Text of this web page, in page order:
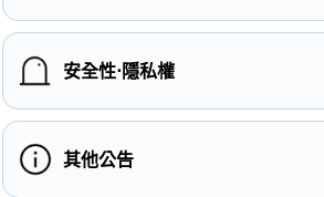
安全性⋅隱私權
其他公告